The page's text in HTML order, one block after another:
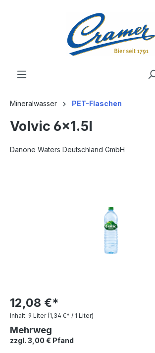
Mineralwasser PET-Flaschen
Volvic 6x1.5l
Danone Waters Deutschland GmbH
12,08 €*
Inhalt: 9 Liter (1,34 €* / 1 Liter)
Mehrweg
zzgl. 3,00 € Pfand